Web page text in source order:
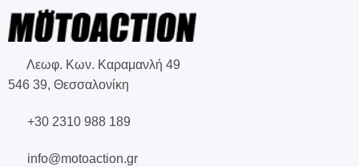
Λεωφ. Κων. Καραμανλή 49
546 39, Θεσσαλονίκη
+30 2310 988 189
info@motoaction.gr